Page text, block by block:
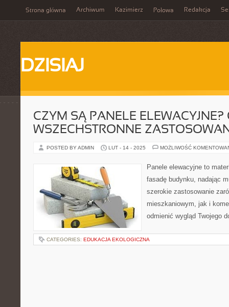
Strona główna Archiwum Kazimierz Połowa Redakcja
DZISIAJ
CZYM SĄ PANELE ELEWACYJNE?
WSZECHSTRONNE
POSTED BY ADMIN LUT - 14 - 2025 MOŻLIWOŚĆ
Panele elewacyjne to
fasadę budynku, nadając
szerokie zastosowanie
mieszkaniowym, jak i
odmienić wygląd Twojego
CATEGORIES: EDUKACJA EKOLOGICZNA